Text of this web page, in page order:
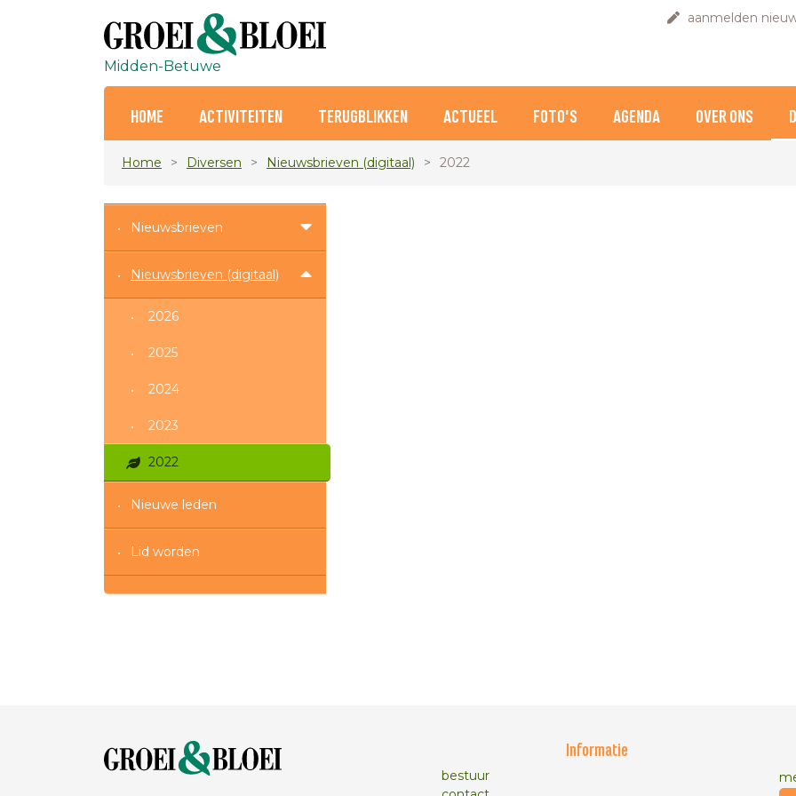
aanmelden
Midden-Betuwe
HOME ACTIVITEITEN TERUGBLIKKEN ACTUEEL FOTO'S AGENDA OVER ONS
Home Diversen Nieuwsbrieven (digitaal) 2022
Nieuwsbrieven
Nieuwsbrieven (digitaal)
2026
2025
2024
2023
2022
Nieuwe leden
Lid worden
Informatie
bestuur